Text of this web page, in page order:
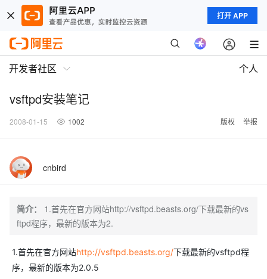
打开 APP
开发者社区 个人
vsftpd安装笔记
2008-01-15 1002 版权 举报
cnbird
简介：
1.首先在官方网站http://vsftpd.beasts.org/下载最新的vs
ftpd程序，最新的版本为2.
1.首先在官方网站http://vsftpd.beasts.org/下载最新的vsftpd程
序，最新的版本为2.0.5